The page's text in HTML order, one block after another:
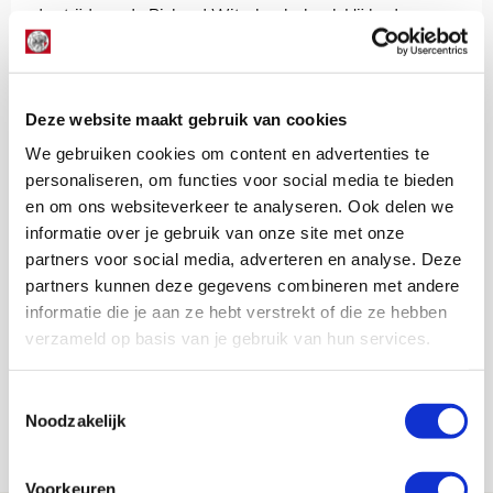
Deze website maakt gebruik van cookies
We gebruiken cookies om content en advertenties te
personaliseren, om functies voor social media te bieden
en om ons websiteverkeer te analyseren. Ook delen we
informatie over je gebruik van onze site met onze
partners voor social media, adverteren en analyse. Deze
partners kunnen deze gegevens combineren met andere
informatie die je aan ze hebt verstrekt of die ze hebben
verzameld op basis van je gebruik van hun services.
Noodzakelijk
Voorkeuren
wel even door kunnen gaan, maar de wedstrijd stond
kunsten laten zien op het kleine rode matje. Opnieuw
moest hij vroegtijdig van het veld, maar het record
verbrak hij wel. Zinedine hield de bal 2631 hoog.
Goeiedag zeg! Daarmee haalde hij tevens 2631 euro op
Lindy Hofstra
Bekijk alle berichten van Lindy Hofstra